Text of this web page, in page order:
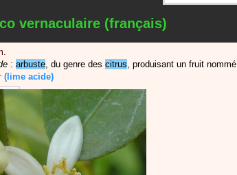
vernaculaire (français)
: arbuste, du genre des citrus, produisant un fruit nommé
(lime acide)